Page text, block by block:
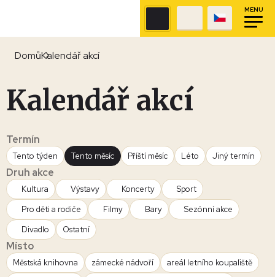
MENU
DomůKalendář akcí
Kalendář akcí
Termín
Tento týden Tento měsíc Příští měsíc Léto Jiný termín
Druh akce
Kultura Výstavy Koncerty
Sport
Pro děti a rodiče
Filmy Bary
Sezónní akce
Divadlo
Ostatní
Místo
Městská knihovna zámecké nádvoří
areál letního koupaliště